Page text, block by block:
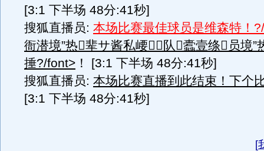
[3:1 下半场 48分:41秒]
搜狐直播员: 本场比赛最佳球员是维森特！
衙潜境”热辈サ酱私崾队蠹壹绦员境”
捶?/font> ！
[3:1 下半场 48分:41秒]
搜狐直播员: 本场比赛直播到此结束！下个
[3:1 下半场 48分:41秒]
[